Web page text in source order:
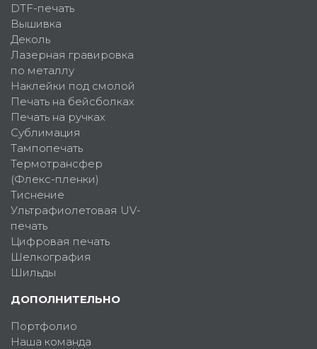
DTF-печать
Вышивка
Деколь
Лазерная гравировка
по металлу
Наклейки под смолой
Печать на бейсболках
Печать на ручках
Сублимация
Тампопечать
Термотрансфер
(Флекс-пленки)
Тиснение
Ультрафиолетовая UV-
печать
Цифровая печать
Шелкография
Шильды
ДОПОЛНИТЕЛЬНО
Портфолио
Наша команда